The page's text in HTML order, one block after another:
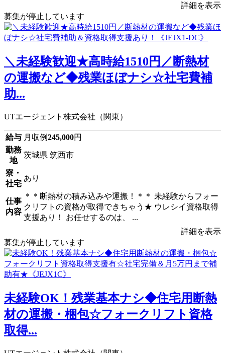
詳細を表示
募集が停止しています
＼未経験歓迎★高時給1510円／断熱材
の運搬など◆残業ほぼナシ☆社宅費補
助...
UTエージェント株式会社（関東）
給与 月収例245,000円
勤務
地
茨城県 筑西市
寮・
社宅
あり
仕事
内容
＊＊断熱材の積み込みや運搬！＊＊ 未経験からフォー
クリフトの資格が取得できちゃう★ ウレシイ資格取得
支援あり！ お任せするのは、 ...
詳細を表示
募集が停止しています
未経験OK！残業基本ナシ◆住宅用断熱
材の運搬・梱包☆フォークリフト資格
取得...